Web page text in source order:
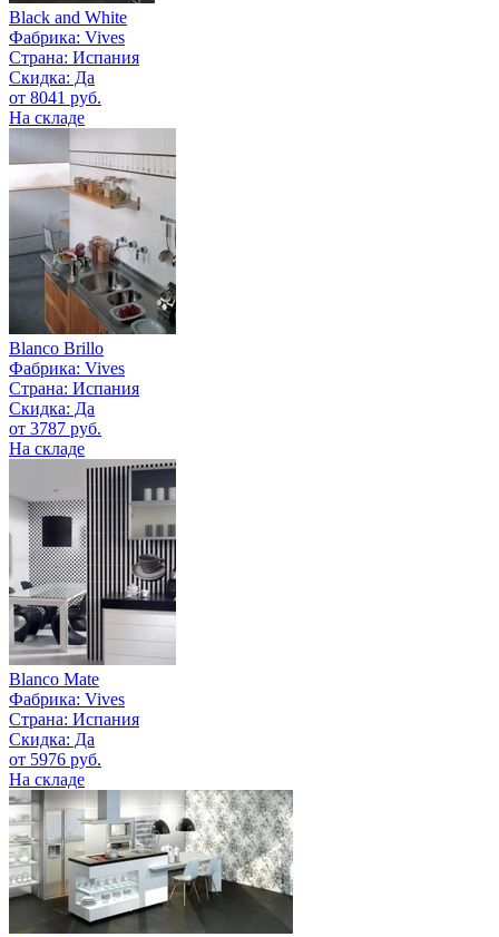
Black and White
Фабрика: Vives
Страна: Испания
Скидка: Да
от 8041 руб.
На складе
Blanco Brillo
Фабрика: Vives
Страна: Испания
Скидка: Да
от 3787 руб.
На складе
Blanco Mate
Фабрика: Vives
Страна: Испания
Скидка: Да
от 5976 руб.
На складе